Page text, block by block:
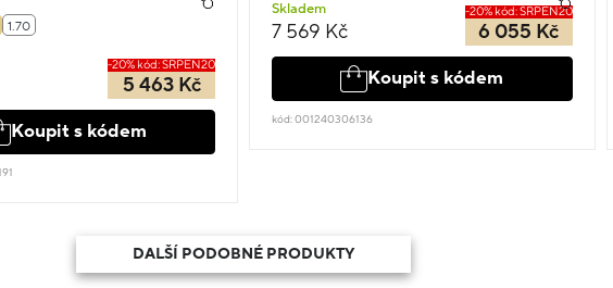
1.70
-20% kód: SRPEN20
5 463 Kč
Koupit s kódem
Skladem
7 569 Kč
-20% kód: SRPEN20
6 055 Kč
Koupit s kódem
kód: 001240306136
DALŠÍ PODOBNÉ PRODUKTY